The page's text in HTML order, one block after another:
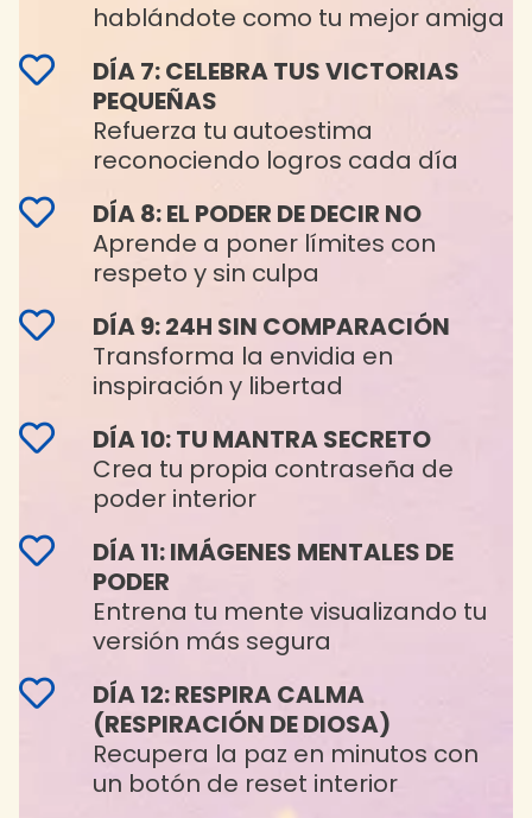
hablándote como tu mejor amiga
DÍA 7: CELEBRA TUS VICTORIAS
PEQUEÑAS
Refuerza tu autoestima
reconociendo logros cada día
DÍA 8: EL PODER DE DECIR NO
Aprende a poner límites con
respeto y sin culpa
DÍA 9: 24H SIN COMPARACIÓN
Transforma la envidia en
inspiración y libertad
DÍA 10: TU MANTRA SECRETO
Crea tu propia contraseña de
poder interior
DÍA 11: IMÁGENES MENTALES DE
PODER
Entrena tu mente visualizando tu
versión más segura
DÍA 12: RESPIRA CALMA
(RESPIRACIÓN DE DIOSA)
Recupera la paz en minutos con
un botón de reset interior